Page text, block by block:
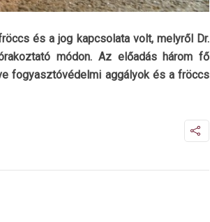
és a jog kapcsolata volt, melyről Dr.
módon. Az előadás három fő
fogyasztóvédelmi aggályok és a fröccs